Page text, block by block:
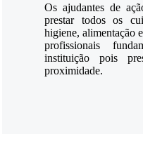
Os ajudantes de
prestar todos os
higiene, alimentação
profissionais
instituição pois
proximidade.